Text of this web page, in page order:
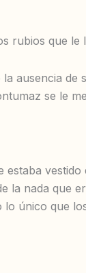
rubios que le
ausencia
se le
estaba
la nada que
único que